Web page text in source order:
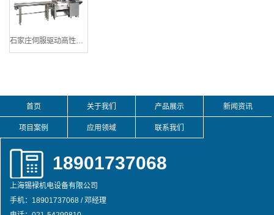
首页 关于我们 产品展示 新闻资讯
项目案例 应用领域 联系我们
18901737068
上海锡䘵机电设备有限公司
手机：18901737068 / 邓经理